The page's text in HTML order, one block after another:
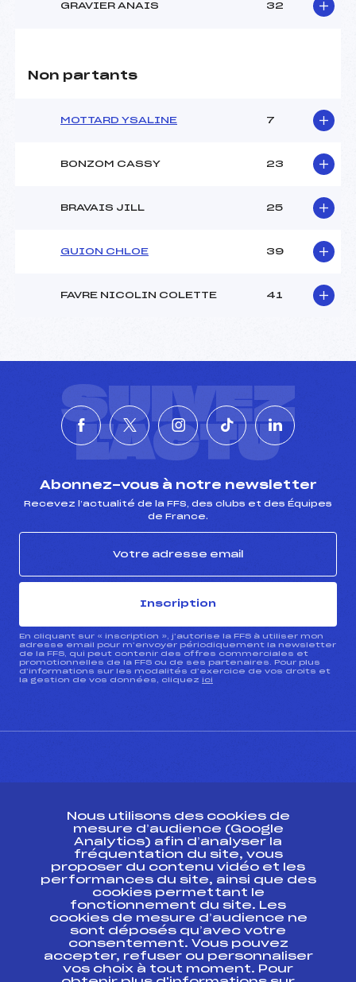
GRAVIER ANAIS 32
Non partants
MOTTARD YSALINE 7
BONZOM CASSY 23
BRAVAIS JILL 25
GUION CHLOE 39
FAVRE NICOLIN COLETTE 41
SUIVEZ
L'ACTU
Abonnez-vous à notre newsletter
Recevez l’actualité de la FFS, des clubs et des Équipes
de France.
Inscription
En cliquant sur « inscription », j’autorise la FFS à utiliser mon
adresse email pour m’envoyer périodiquement la newsletter
de la FFS, qui peut contenir des offres commerciales et
promotionnelles de la FFS ou de ses partenaires. Pour plus
d’informations sur les modalités d’exercice de vos droits et
la gestion de vos données, cliquez ici
Ressources
Pass’Neige
Projet sportif fédéral
Projet de performance fédéral
Antidopage
Pôle Développement, Formation, Suivi
Scientifique
Nous utilisons des cookies de
mesure d’audience (Google
Analytics) afin d’analyser la
fréquentation du site, vous
proposer du contenu vidéo et les
performances du site, ainsi que des
cookies permettant le
fonctionnement du site. Les
cookies de mesure d’audience ne
sont déposés qu’avec votre
consentement. Vous pouvez
accepter, refuser ou personnaliser
vos choix à tout moment. Pour